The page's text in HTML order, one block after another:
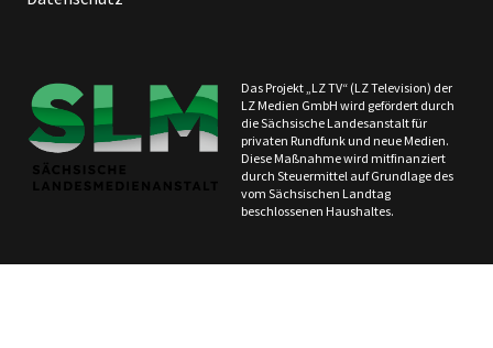
Das Projekt „LZ TV“ (LZ Television) der
LZ Medien GmbH wird gefördert durch
die Sächsische Landesanstalt für
privaten Rundfunk und neue Medien.
Diese Maßnahme wird mitfinanziert
durch Steuermittel auf Grundlage des
vom Sächsischen Landtag
beschlossenen Haushaltes.